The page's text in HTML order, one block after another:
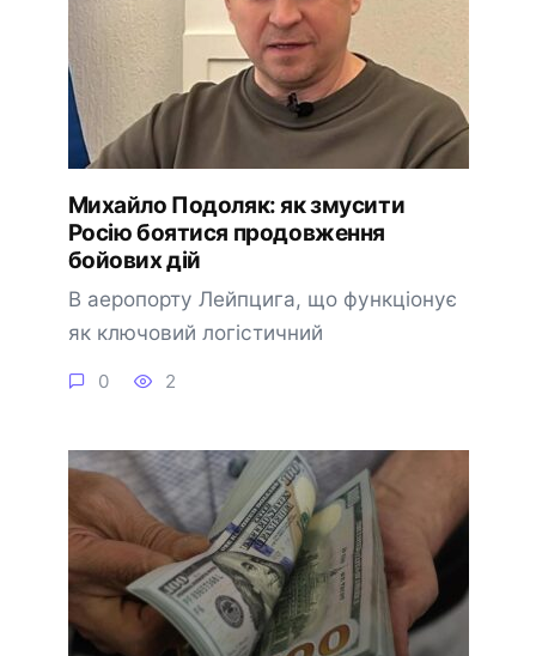
Михайло Подоляк: як змусити
Росію боятися продовження
бойових дій
В аеропорту Лейпцига, що функціонує
як ключовий логістичний
0 2